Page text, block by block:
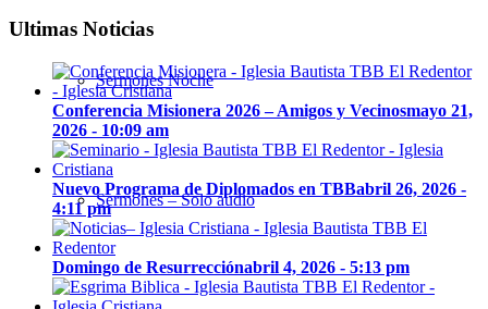
Sermones Noche
Sermones – Solo audio
Ultimas Noticias
Conferencia Misionera 2026 – Amigos y Vecinosmayo 21,
2026 - 10:09 am
Nuevo Programa de Diplomados en TBBabril 26, 2026 -
4:11 pm
Domingo de Resurrecciónabril 4, 2026 - 5:13 pm